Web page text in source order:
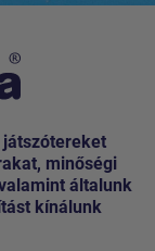
minőségi
általunk
kínálunk